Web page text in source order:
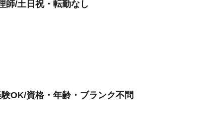
師/土日祝・転勤なし
OK/資格・年齢・ブランク不問